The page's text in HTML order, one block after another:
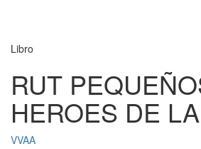
Libro
RUT
HEROES DE
VVAA